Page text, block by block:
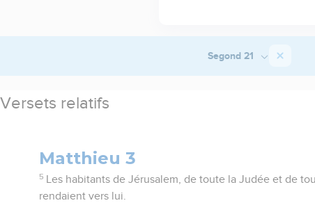
Segond 21
Versets relatifs
Matthieu 3
5
Les habitants de Jérusalem, de toute la Judée et de
rendaient vers lui.